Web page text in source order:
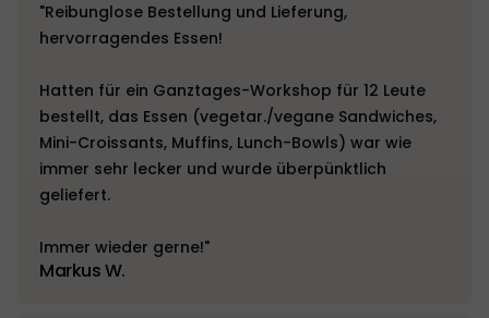
"Reibunglose Bestellung und Lieferung,
hervorragendes Essen!
Hatten für ein Ganztages-Workshop für 12 Leute
bestellt, das Essen (vegetar./vegane Sandwiches,
Mini-Croissants, Muffins, Lunch-Bowls) war wie
immer sehr lecker und wurde überpünktlich
geliefert.
Immer wieder gerne!"
Markus W.